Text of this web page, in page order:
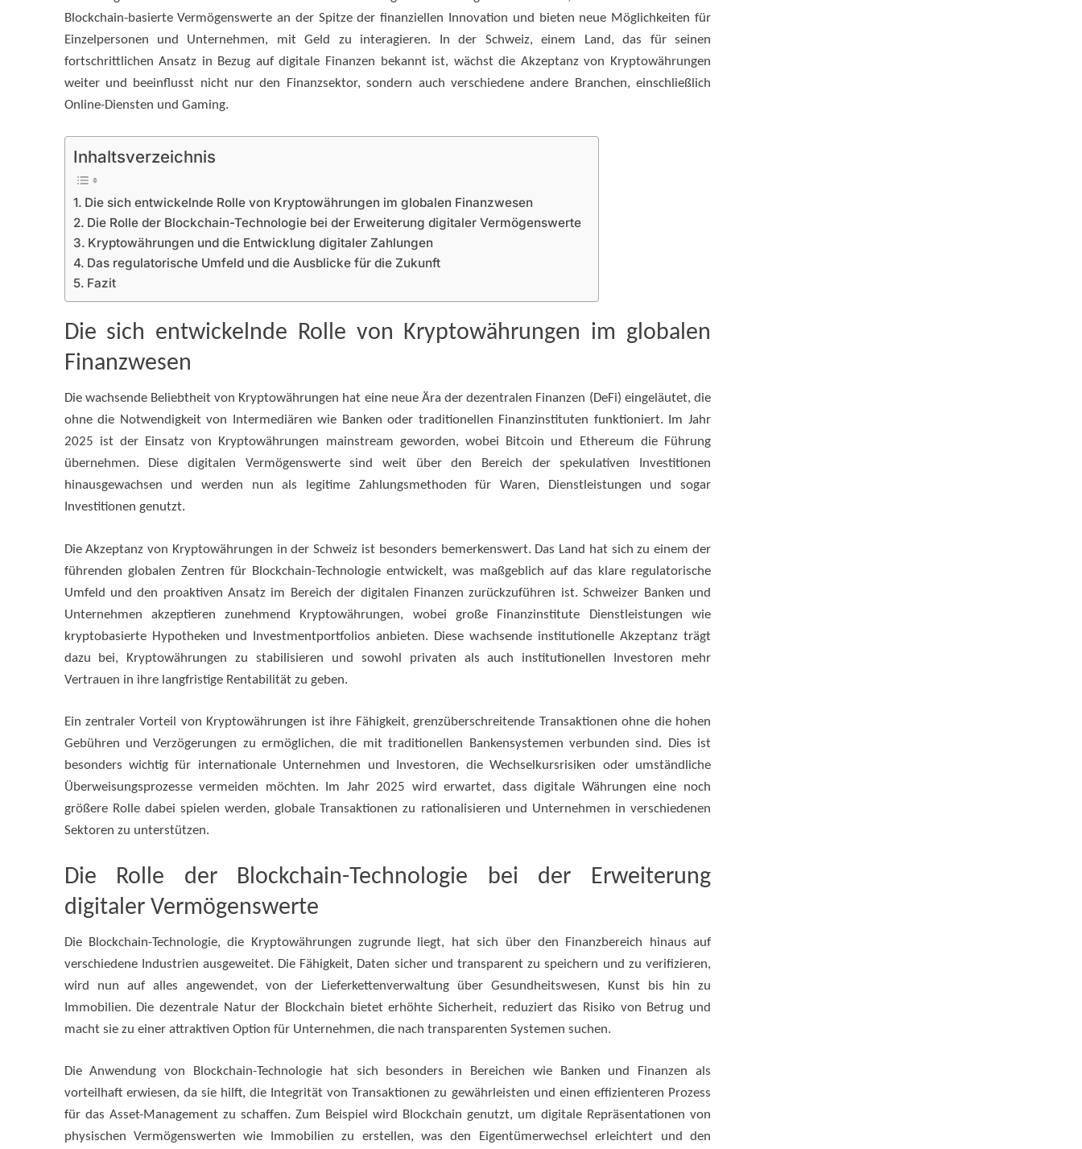
Blockchain-basierte Vermögenswerte an der Spitze der finanziellen Innovation und bieten neue Möglichkeiten für
Einzelpersonen und Unternehmen, mit Geld zu interagieren. In der Schweiz, einem Land, das für seinen
fortschrittlichen Ansatz in Bezug auf digitale Finanzen bekannt ist, wächst die Akzeptanz von Kryptowährungen
weiter und beeinflusst nicht nur den Finanzsektor, sondern auch verschiedene andere Branchen, einschließlich
Online-Diensten und Gaming.
Inhaltsverzeichnis
Die sich entwickelnde Rolle von Kryptowährungen im globalen Finanzwesen
Die Rolle der Blockchain-Technologie bei der Erweiterung digitaler Vermögenswerte
Kryptowährungen und die Entwicklung digitaler Zahlungen
Das regulatorische Umfeld und die Ausblicke für die Zukunft
Fazit
Die sich entwickelnde Rolle von Kryptowährungen im globalen
Finanzwesen
Die wachsende Beliebtheit von Kryptowährungen hat eine neue Ära der dezentralen Finanzen (DeFi) eingeläutet, die
ohne die Notwendigkeit von Intermediären wie Banken oder traditionellen Finanzinstituten funktioniert. Im Jahr
2025 ist der Einsatz von Kryptowährungen mainstream geworden, wobei Bitcoin und Ethereum die Führung
übernehmen. Diese digitalen Vermögenswerte sind weit über den Bereich der spekulativen Investitionen
hinausgewachsen und werden nun als legitime Zahlungsmethoden für Waren, Dienstleistungen und sogar
Investitionen genutzt.
Die Akzeptanz von Kryptowährungen in der Schweiz ist besonders bemerkenswert. Das Land hat sich zu einem der
führenden globalen Zentren für Blockchain-Technologie entwickelt, was maßgeblich auf das klare regulatorische
Umfeld und den proaktiven Ansatz im Bereich der digitalen Finanzen zurückzuführen ist. Schweizer Banken und
Unternehmen akzeptieren zunehmend Kryptowährungen, wobei große Finanzinstitute Dienstleistungen wie
kryptobasierte Hypotheken und Investmentportfolios anbieten. Diese wachsende institutionelle Akzeptanz trägt
dazu bei, Kryptowährungen zu stabilisieren und sowohl privaten als auch institutionellen Investoren mehr
Vertrauen in ihre langfristige Rentabilität zu geben.
Ein zentraler Vorteil von Kryptowährungen ist ihre Fähigkeit, grenzüberschreitende Transaktionen ohne die hohen
Gebühren und Verzögerungen zu ermöglichen, die mit traditionellen Bankensystemen verbunden sind. Dies ist
besonders wichtig für internationale Unternehmen und Investoren, die Wechselkursrisiken oder umständliche
Überweisungsprozesse vermeiden möchten. Im Jahr 2025 wird erwartet, dass digitale Währungen eine noch
größere Rolle dabei spielen werden, globale Transaktionen zu rationalisieren und Unternehmen in verschiedenen
Sektoren zu unterstützen.
Die Rolle der Blockchain-Technologie bei der Erweiterung
digitaler Vermögenswerte
Die Blockchain-Technologie, die Kryptowährungen zugrunde liegt, hat sich über den Finanzbereich hinaus auf
verschiedene Industrien ausgeweitet. Die Fähigkeit, Daten sicher und transparent zu speichern und zu verifizieren,
wird nun auf alles angewendet, von der Lieferkettenverwaltung über Gesundheitswesen, Kunst bis hin zu
Immobilien. Die dezentrale Natur der Blockchain bietet erhöhte Sicherheit, reduziert das Risiko von Betrug und
macht sie zu einer attraktiven Option für Unternehmen, die nach transparenten Systemen suchen.
Die Anwendung von Blockchain-Technologie hat sich besonders in Bereichen wie Banken und Finanzen als
vorteilhaft erwiesen, da sie hilft, die Integrität von Transaktionen zu gewährleisten und einen effizienteren Prozess
für das Asset-Management zu schaffen. Zum Beispiel wird Blockchain genutzt, um digitale Repräsentationen von
physischen Vermögenswerten wie Immobilien zu erstellen, was den Eigentümerwechsel erleichtert und den